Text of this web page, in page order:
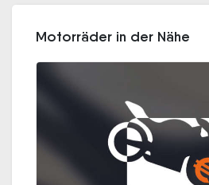
Motorräder in der Nähe